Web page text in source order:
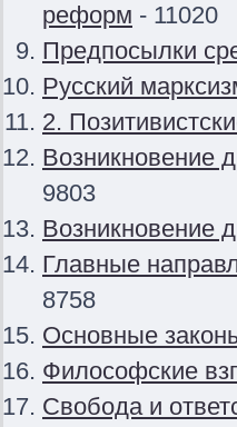
реформ - 11020
Предпосылки
Русский
2.
Возникновение
9803
Возникновение
Главные
8758
Основные
Философские
Свобода и